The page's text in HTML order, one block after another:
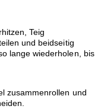
Teig
und beidseitig
lange wiederholen, bis
zusammenrollen und